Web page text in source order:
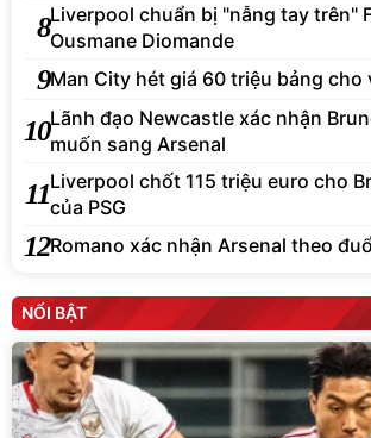
8Liverpool chuẩn bị "nẫng tay trên"
Ousmane Diomande
9Man City hét giá 60 triệu bảng cho
10Lãnh đạo Newcastle xác nhận
muốn sang Arsenal
11Liverpool chốt 115 triệu euro cho
của PSG
12Romano xác nhận Arsenal theo
NỔI BẬT